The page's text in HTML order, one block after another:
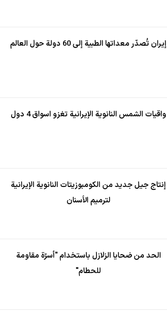
إيران تُصدّر معداتها الطبية إلى 60 دولة حول العالم
واقيات الشمس النانوية الإيرانية تغزو اسواق 4 دول
إنتاج جيل جديد من الكومبوزيتات النانوية الإيرانية
لترميم الأسنان
الحد من ضحايا الزلازل باستخدام "أسرّة مقاومة
للحطام"